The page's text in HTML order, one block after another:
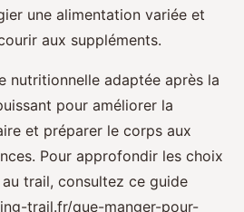
une alimentation variée et
aux suppléments.
nutritionnelle adaptée après la
pour améliorer la
et préparer le corps aux
Pour approfondir les choix
trail, consultez ce guide
trail.fr/que-manger-pour-